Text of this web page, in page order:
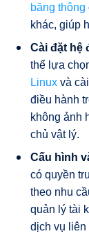
băng thông
khác, giúp
Cài đặt hệ
thể lựa
Linux và
điều hành
không ảnh
chủ vật lý.
Cấu hình
có quyền
theo nhu
quản lý tài
dịch vụ liên